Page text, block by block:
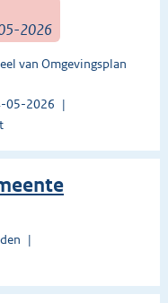
2026
van Omgevingsplan
05-2026